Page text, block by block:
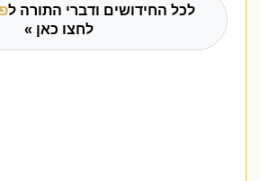
לכל החידושים ודברי התורה ל
לחצו כאן »